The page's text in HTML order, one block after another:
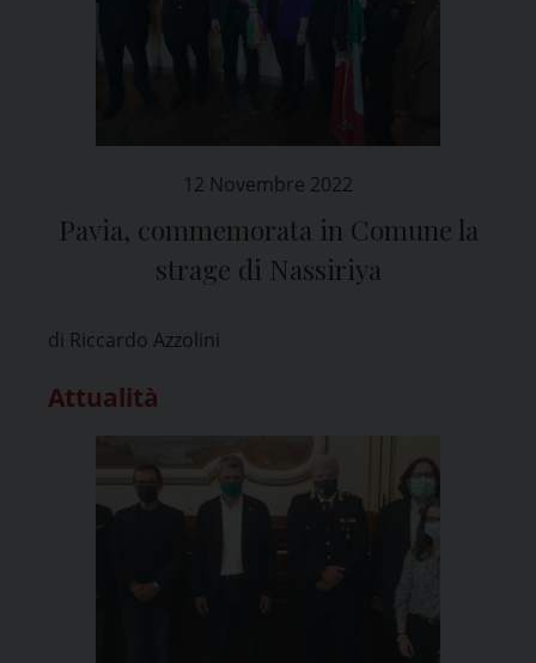
12 Novembre 2022
Pavia, commemorata in Comune la
strage di Nassiriya
di Riccardo Azzolini
Attualità